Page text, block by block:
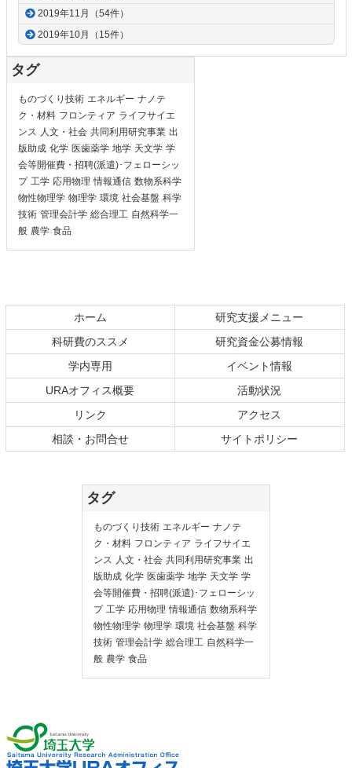
2019年11月（54件）
2019年10月（15件）
タグ
ものづくり技術 エネルギー ナノテ
ク・材料 フロンティア ライフサイエ
ンス 人文・社会 共同利用研究事業 出
版助成 化学 医歯薬学 地学 天文学 学
会等開催費・招聘(派遣)･フェローシッ
プ 工学 応用物理 情報通信 数物系科学
物性物理学 物理学 環境 社会基盤 科学
技術 管理会計学 総合理工 自然科学一
般 農学 食品
ホーム
研究支援メニュー
科研費のススメ
研究資金公募情報
学内専用
イベント情報
URAオフィス概要
活動状況
リンク
アクセス
相談・お問合せ
サイトポリシー
タグ
ものづくり技術 エネルギー ナノテ
ク・材料 フロンティア ライフサイエ
ンス 人文・社会 共同利用研究事業 出
版助成 化学 医歯薬学 地学 天文学 学
会等開催費・招聘(派遣)･フェローシッ
プ 工学 応用物理 情報通信 数物系科学
物性物理学 物理学 環境 社会基盤 科学
技術 管理会計学 総合理工 自然科学一
般 農学 食品